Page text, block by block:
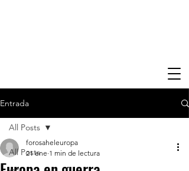
Entrada
All Posts
All Posts
forosaheleuropa
21 ene 1 min de lectura